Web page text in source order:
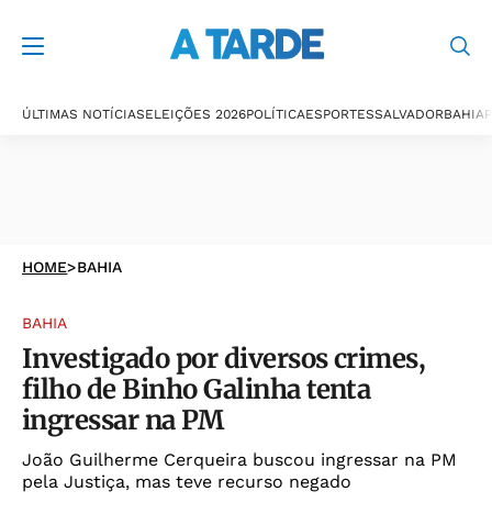
ÚLTIMAS NOTÍCIASELEIÇÕES 2026POLÍTICAESPORTESSALVADORBAHIA
HOME>BAHIA
BAHIA
Investigado por diversos crimes,
filho de Binho Galinha tenta
ingressar na PM
João Guilherme Cerqueira buscou ingressar na PM
pela Justiça, mas teve recurso negado